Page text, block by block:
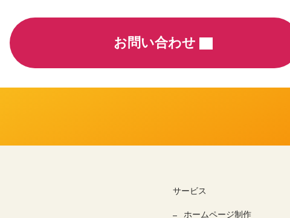
お問い合わせ
サービス
ホームページ制作